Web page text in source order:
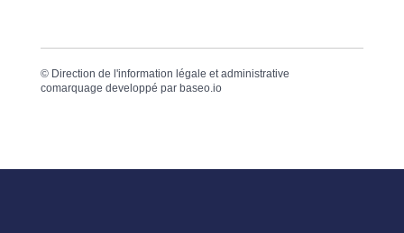
© Direction de l'information légale et administrative
comarquage developpé par baseo.io